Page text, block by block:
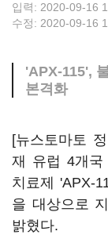
입력: 2020-09-16
수정: 2020-09-16
'APX-115',
본격화
[뉴스토마토
재 유럽 4개국
치료제 'APX-
을 대상으로
밝혔다.